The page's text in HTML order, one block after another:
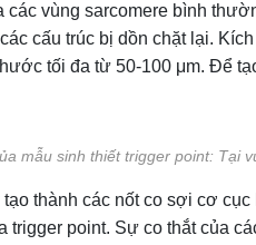
vùng sarcomere bình
cấu trúc bị dồn chặt lại.
tối đa từ 50-100 μm. Để
mẫu sinh thiết trigger point: Tại
thành các nốt co sợi cơ
trigger point. Sự co thắt của